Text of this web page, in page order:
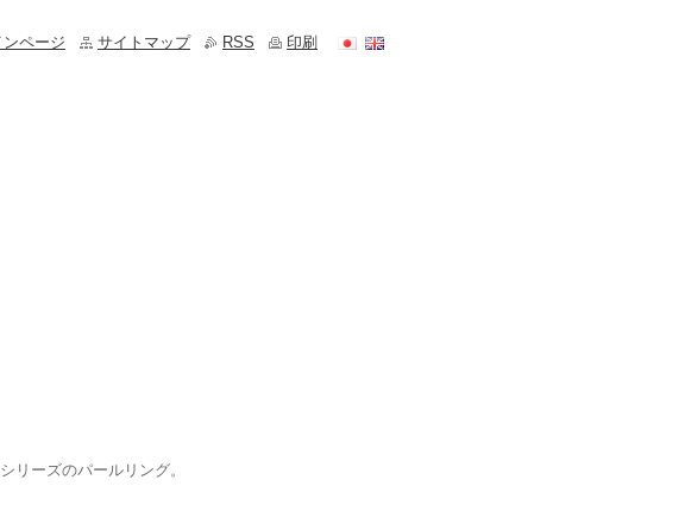
リーズのパールリング。
ンページ サイトマップ RSS 印刷